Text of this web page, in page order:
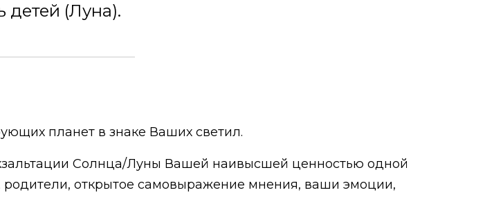
детей (Луна).
планет в знаке Ваших светил.
Солнца/Луны Вашей наивысшей ценностью одной
открытое самовыражение мнения, ваши эмоции,